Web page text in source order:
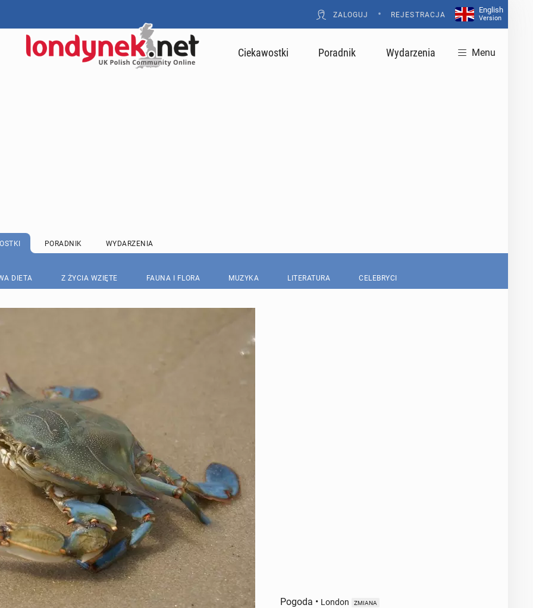
ZALOGUJ • REJESTRACJA
English
Version
Ciekawostki Poradnik Wydarzenia Menu
PORADNIK WYDARZENIA
DIETA Z ŻYCIA WZIĘTE FAUNA I FLORA MUZYKA LITERATURA CELEBRYCI
Pogoda • London ZMIANA